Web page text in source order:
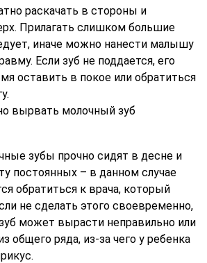
раскачать в стороны и
Прилагать слишком большие
иначе можно нанести малышу
Если зуб не поддается, его
оставить в покое или обратиться
вырвать молочный зуб
зубы прочно сидят в десне и
постоянных – в данном случае
обратиться к врача, который
не сделать этого своевременно,
может вырасти неправильно или
общего ряда, из-за чего у ребенка